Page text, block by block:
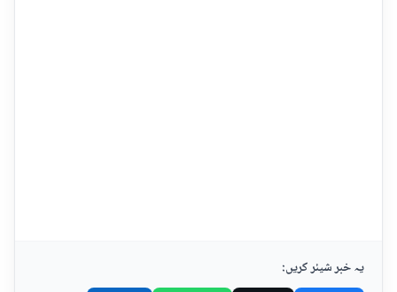
یہ خبر شیئر کریں: